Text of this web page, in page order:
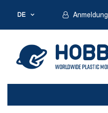
DE Anmeldung